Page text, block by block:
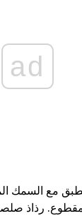
ad
مع السمك
رذاذ